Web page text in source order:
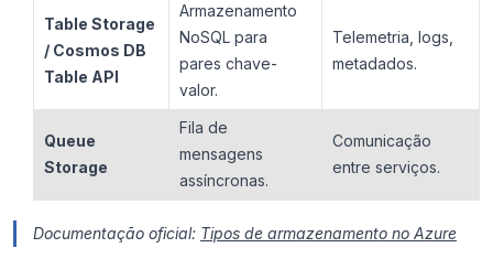
Table Storage
/ Cosmos DB
Table API
Armazenamento
NoSQL para
pares chave-
valor.
Telemetria, logs,
metadados.
Queue
Storage
Fila de
mensagens
assíncronas.
Comunicação
entre serviços.
Documentação oficial: Tipos de armazenamento no Azure